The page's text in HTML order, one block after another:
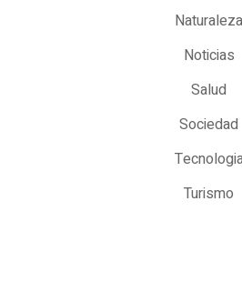
Naturaleza
Noticias
Salud
Sociedad
Turismo